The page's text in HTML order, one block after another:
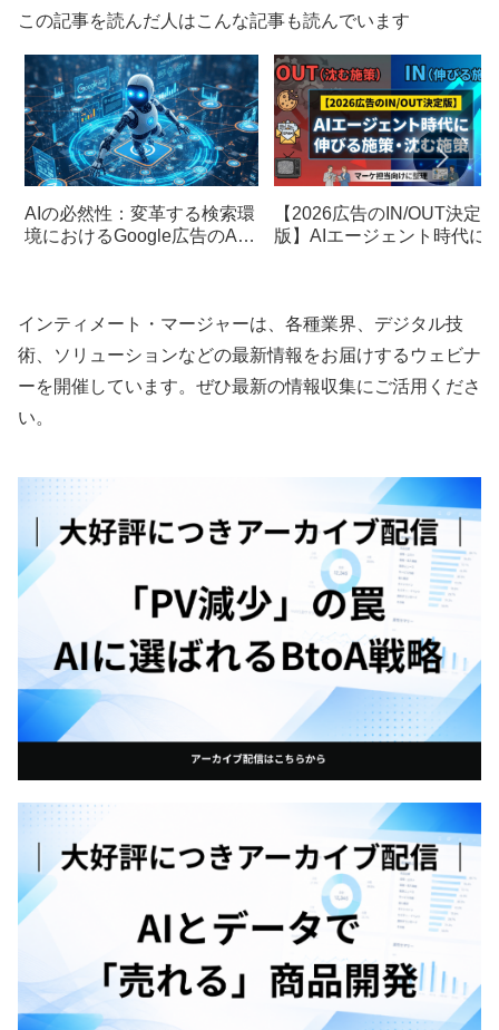
この記事を読んだ人はこんな記事も読んでいます
AIの必然性：変革する検索環
境におけるGoogle広告のAI
【2026広告のIN/OUT決定
版】AIエージェント時代に
インティメート・マージャーは、各種業界、デジタル技
術、ソリューションなどの最新情報をお届けするウェビナ
ーを開催しています。ぜひ最新の情報収集にご活用くださ
い。